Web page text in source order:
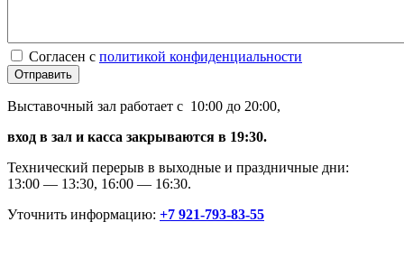
Согласен с политикой конфиденциальности
Отправить
Выставочный зал работает с 10:00 до 20:00,
вход в зал и касса закрываются в 19:30.
Технический перерыв в выходные и праздничные дни:
13:00 — 13:30, 16:00 — 16:30.
Уточнить информацию: +7 921-793-83-55